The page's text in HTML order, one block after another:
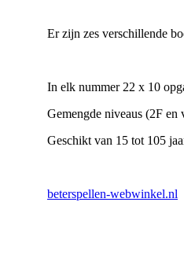
Er zijn zes verschillende
In elk nummer 22 x 10
Gemengde niveaus (2F en
Geschikt van 15 tot 105
beterspellen-webwinkel.nl